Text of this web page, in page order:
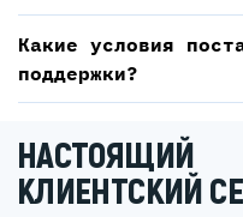
Какие условия
поддержки?
НАСТОЯЩИЙ
КЛИЕНТСКИЙ